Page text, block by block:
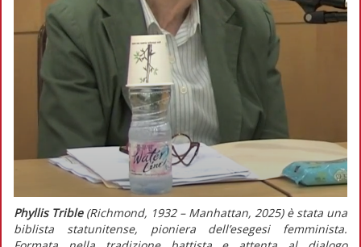
Phyllis Trible (Richmond, 1932 – Manhattan, 2025) è stata una
biblista statunitense, pioniera dell’esegesi femminista.